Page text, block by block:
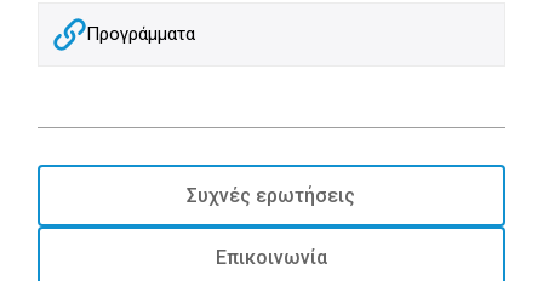
Προγράμματα
Συχνές ερωτήσεις
Επικοινωνία